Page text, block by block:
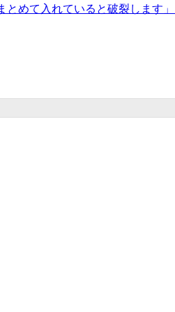
めて入れていると破裂します」